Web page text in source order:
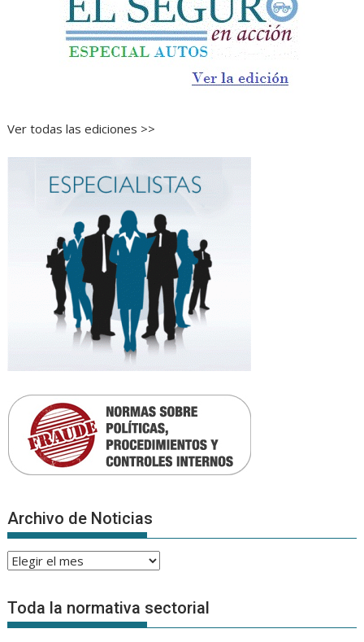
Ver todas las ediciones >>
Archivo de Noticias
Archivo
Noticias
Toda la normativa sectorial